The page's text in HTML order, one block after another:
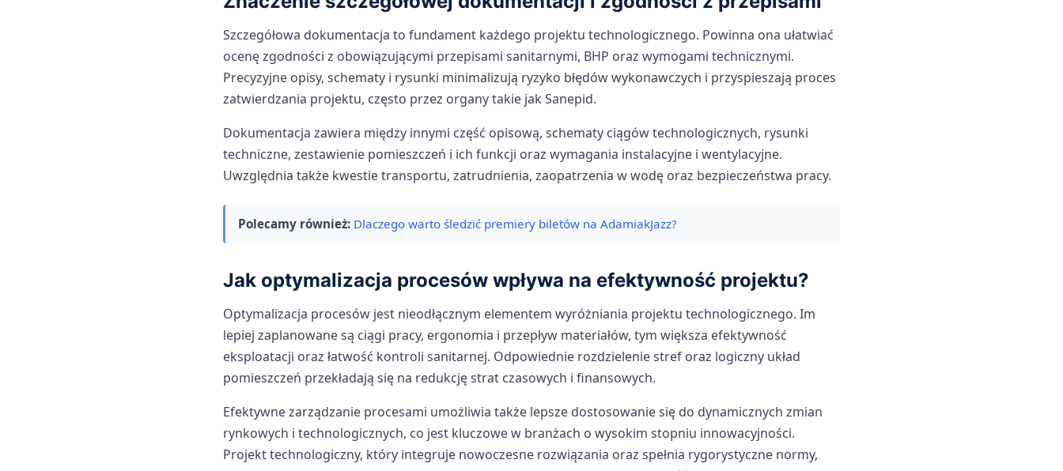
Szczegółowa dokumentacja to fundament każdego projektu technologicznego. Powinna ona ułatwiać
ocenę zgodności z obowiązującymi przepisami sanitarnymi, BHP oraz wymogami technicznymi.
Precyzyjne opisy, schematy i rysunki minimalizują ryzyko błędów wykonawczych i przyspieszają proces
zatwierdzania projektu, często przez organy takie jak Sanepid.
Dokumentacja zawiera między innymi część opisową, schematy ciągów technologicznych, rysunki
techniczne, zestawienie pomieszczeń i ich funkcji oraz wymagania instalacyjne i wentylacyjne.
Uwzględnia także kwestie transportu, zatrudnienia, zaopatrzenia w wodę oraz bezpieczeństwa pracy.
Polecamy również: Dlaczego warto śledzić premiery biletów na AdamiakJazz?
Jak optymalizacja procesów wpływa na efektywność projektu?
Optymalizacja procesów jest nieodłącznym elementem wyróżniania projektu technologicznego. Im
lepiej zaplanowane są ciągi pracy, ergonomia i przepływ materiałów, tym większa efektywność
eksploatacji oraz łatwość kontroli sanitarnej. Odpowiednie rozdzielenie stref oraz logiczny układ
pomieszczeń przekładają się na redukcję strat czasowych i finansowych.
Efektywne zarządzanie procesami umożliwia także lepsze dostosowanie się do dynamicznych zmian
rynkowych i technologicznych, co jest kluczowe w branżach o wysokim stopniu innowacyjności.
Projekt technologiczny, który integruje nowoczesne rozwiązania oraz spełnia rygorystyczne normy,